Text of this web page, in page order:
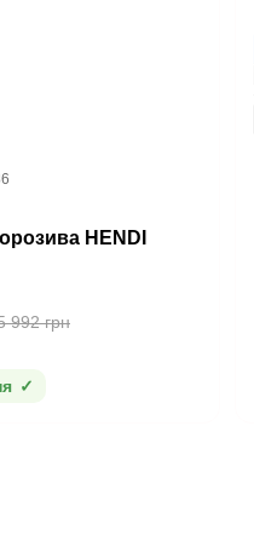
HENDI
992 грн